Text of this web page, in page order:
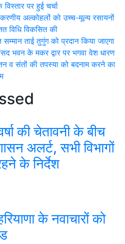
पर हुई चर्चा
अल्कोहलों को उच्च-मूल्य रसायनों
विधि विकसित की
ताई तुगुंग को प्रदान किया जाएगा
भवन के मकर द्वार पर भगवा वेश धारण
व संतों की तपस्या को बदनाम करने का
की चेतावनी के बीच
अलर्ट, सभी विभागों
के निर्देश
के नवाचारों को